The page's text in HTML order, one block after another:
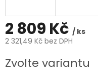
2 809 Kč / ks
2 321,49 Kč bez DPH
cena:
Zvolte variantu